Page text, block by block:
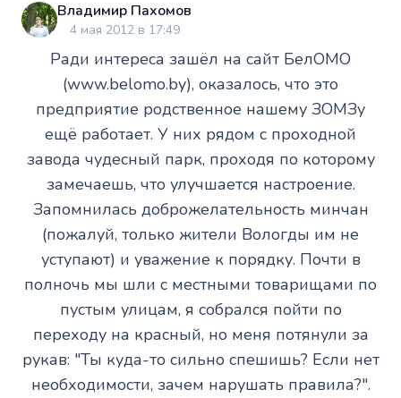
Владимир Пахомов
4 мая 2012 в 17:49
Ради интереса зашёл на сайт БелОМО
(www.belomo.by), оказалось, что это
предприятие родственное нашему ЗОМЗу
ещё работает. У них рядом с проходной
завода чудесный парк, проходя по которому
замечаешь, что улучшается настроение.
Запомнилась доброжелательность минчан
(пожалуй, только жители Вологды им не
уступают) и уважение к порядку. Почти в
полночь мы шли с местными товарищами по
пустым улицам, я собрался пойти по
переходу на красный, но меня потянули за
рукав: "Ты куда-то сильно спешишь? Если нет
необходимости, зачем нарушать правила?".